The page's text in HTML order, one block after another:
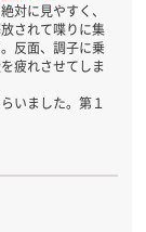
対に見やすく、
されて喋りに集
反面、調子に乗
疲れさせてしま
いました。第１